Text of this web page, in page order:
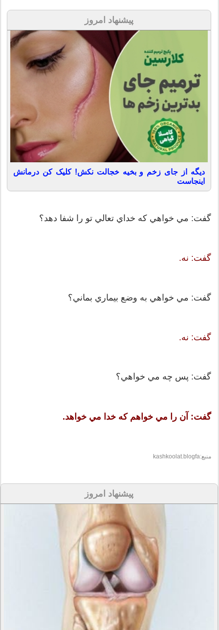
پیشنهاد امروز
دیگه از جای زخم و بخیه خجالت نکش! کلیک کن درمانش
اینجاست
گفت: مي خواهي كه خداي تعالي تو را شفا دهد؟
گفت: نه.
گفت: مي خواهي به وضع بيماري بماني؟
گفت: نه.
گفت: پس چه مي خواهي؟
گفت: آن را مي خواهم كه خدا مي خواهد.
منبع:kashkoolat.blogfa
پیشنهاد امروز